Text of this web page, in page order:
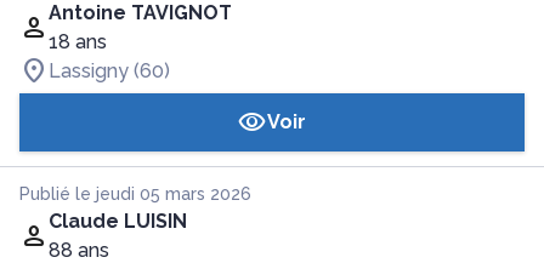
Antoine TAVIGNOT
18 ans
Lassigny (60)
Voir
Publié le jeudi 05 mars 2026
Claude LUISIN
88 ans